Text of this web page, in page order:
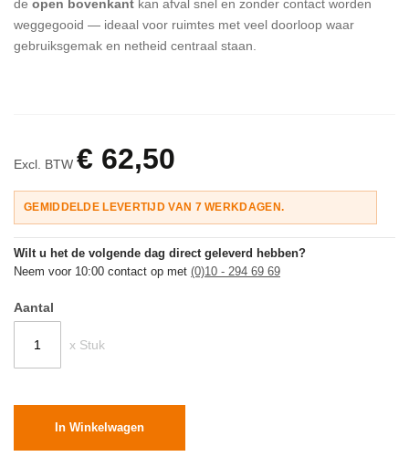
de open bovenkant kan afval snel en zonder contact worden
weggegooid — ideaal voor ruimtes met veel doorloop waar
gebruiksgemak en netheid centraal staan.
Excl. BTW € 62,50
GEMIDDELDE LEVERTIJD VAN 7 WERKDAGEN.
Wilt u het de volgende dag direct geleverd hebben?
Neem voor 10:00 contact op met (0)10 - 294 69 69
Aantal
x Stuk
In Winkelwagen